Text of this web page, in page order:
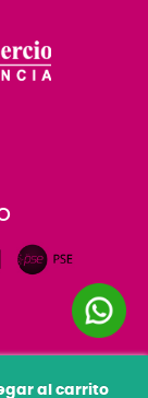
al carrito